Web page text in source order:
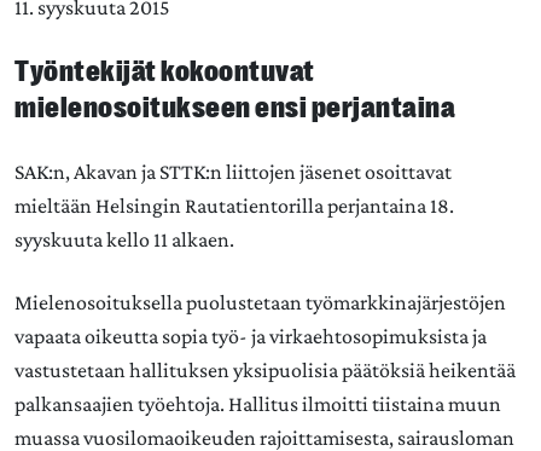
11. syyskuuta 2015
Työntekijät kokoontuvat
mielenosoitukseen ensi perjantaina
SAK:n, Akavan ja STTK:n liittojen jäsenet osoittavat
mieltään Helsingin Rautatientorilla perjantaina 18.
syyskuuta kello 11 alkaen.
Mielenosoituksella puolustetaan työmarkkinajärjestöjen
vapaata oikeutta sopia työ- ja virkaehtosopimuksista ja
vastustetaan hallituksen yksipuolisia päätöksiä heikentää
palkansaajien työehtoja. Hallitus ilmoitti tiistaina muun
muassa vuosilomaoikeuden rajoittamisesta, sairausloman